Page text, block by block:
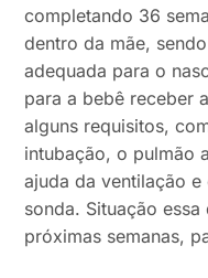
completando 36
dentro da mãe,
adequada para o
para a bebê receber
alguns requisitos,
intubação, o pulmão
ajuda da ventilação e
sonda. Situação
próximas semanas,